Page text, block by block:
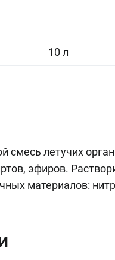
10 л
смесь летучих
эфиров.
материалов: